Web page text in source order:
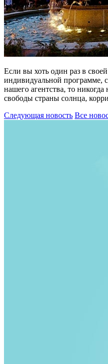
Если вы хоть один раз в
индивидуальной программе,
нашего агентства, то
свободы страны солнца,
Следующая новость Все